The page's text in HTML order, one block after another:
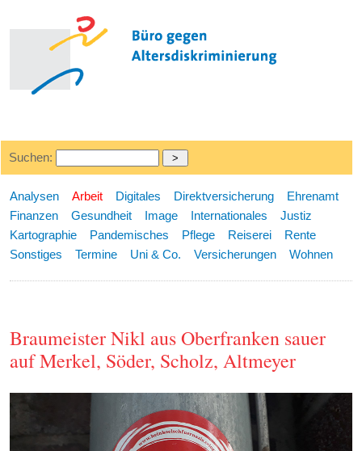
Suchen:
Analysen Arbeit Digitales Direktversicherung
Ehrenamt
Finanzen
Gesundheit Image Internationales
Justiz
Kartographie
Pandemisches Pflege Reiserei
Rente
Sonstiges
Termine Uni & Co. Versicherungen Wohnen
Braumeister Nikl aus Oberfranken sauer
auf Merkel, Söder, Scholz, Altmeyer